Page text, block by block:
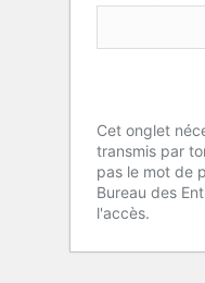
Cet onglet
transmis par
pas le mot de
Bureau des
l'accès.